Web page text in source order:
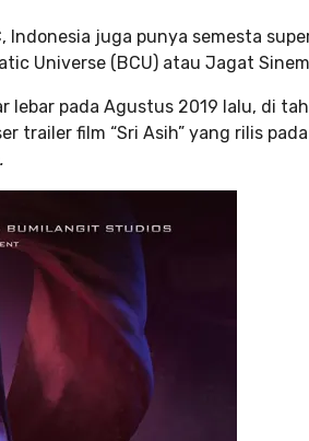
Indonesia juga punya semesta
Universe (BCU) atau Jagat
lebar pada Agustus 2019 lalu, di
trailer film “Sri Asih” yang rilis